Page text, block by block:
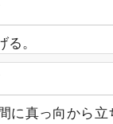
。
に真っ向から